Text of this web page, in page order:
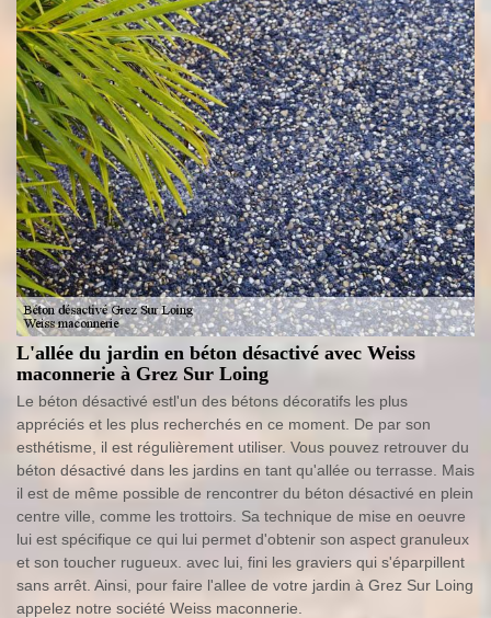
L'allée du jardin en béton désactivé avec Weiss
maconnerie à Grez Sur Loing
Le béton désactivé estl'un des bétons décoratifs les plus
appréciés et les plus recherchés en ce moment. De par son
esthétisme, il est régulièrement utiliser. Vous pouvez retrouver du
béton désactivé dans les jardins en tant qu'allée ou terrasse. Mais
il est de même possible de rencontrer du béton désactivé en plein
centre ville, comme les trottoirs. Sa technique de mise en oeuvre
lui est spécifique ce qui lui permet d'obtenir son aspect granuleux
et son toucher rugueux. avec lui, fini les graviers qui s'éparpillent
sans arrêt. Ainsi, pour faire l'allee de votre jardin à Grez Sur Loing
appelez notre société Weiss maconnerie.